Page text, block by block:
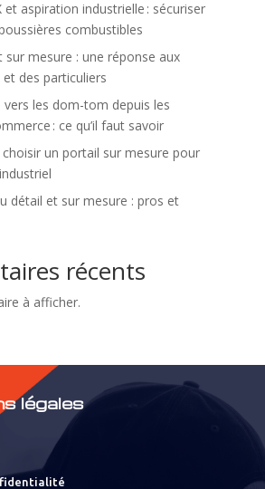
et aspiration industrielle : sécuriser
combustibles
sur mesure : une réponse aux
des particuliers
vers les dom-tom depuis les
: ce qu’il faut savoir
un portail sur mesure pour
détail et sur mesure : pros et
récents
à afficher.
légales